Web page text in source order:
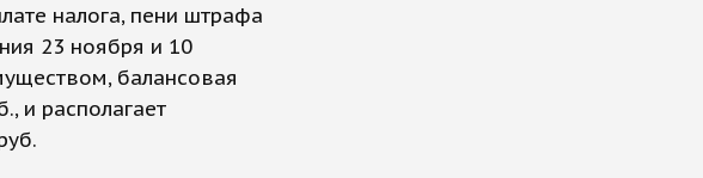
налога, пени штрафа
23 ноября и 10
балансовая
и располагает